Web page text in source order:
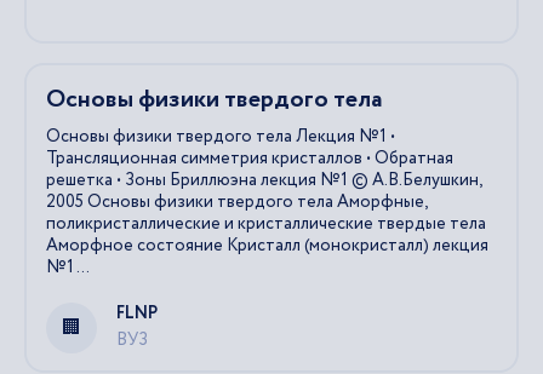
Основы физики твердого тела
Основы физики твердого тела Лекция №1 •
Трансляционная симметрия кристаллов • Обратная
решетка • Зоны Бриллюэна лекция №1 © А.В.Белушкин,
2005 Основы физики твердого тела Аморфные,
поликристаллические и кристаллические твердые тела
Аморфное состояние Кристалл (монокристалл) лекция
№1 ...
ВУЗ
FLNP